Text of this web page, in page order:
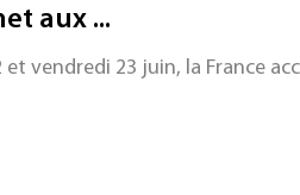
son empreinte
aux ...
et vendredi 23 juin, la France